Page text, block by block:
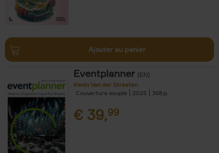
Ajouter au panier
Eventplanner (EN)
Kevin Van der Straeten
Couverture souple
2025 368
€ 39,99